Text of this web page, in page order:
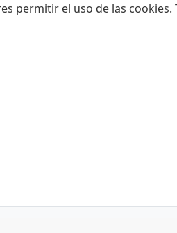
el uso de las